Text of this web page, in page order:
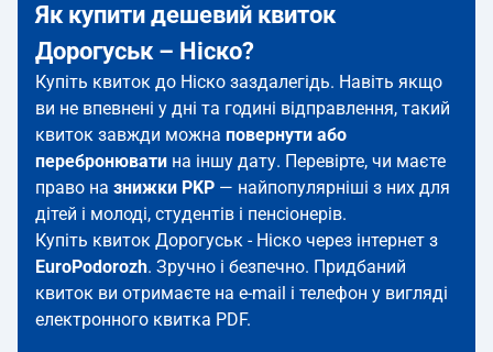
Як купити дешевий квиток
Дорогуськ – Ніско?
Купіть квиток до Ніско заздалегідь. Навіть якщо
ви не впевнені у дні та годині відправлення, такий
квиток завжди можна повернути або
перебронювати на іншу дату. Перевірте, чи маєте
право на знижки PKP — найпопулярніші з них для
дітей і молоді, студентів і пенсіонерів.
Купіть квиток Дорогуськ - Ніско через інтернет з
EuroPodorozh. Зручно і безпечно. Придбаний
квиток ви отримаєте на e-mail і телефон у вигляді
електронного квитка PDF.